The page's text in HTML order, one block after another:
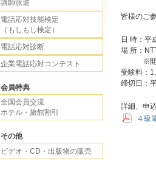
講師派遣
電話応対技能検定
（もしもし検定）
電話応対診断
企業電話応対コンテスト
会員特典
全国会員交流
ホテル・旅館割引
その他
ビデオ・CD・出版物の販売
皆様のご
日 時：平
場 所：
※開催人
受験料：
締切日：
詳細、申
４級